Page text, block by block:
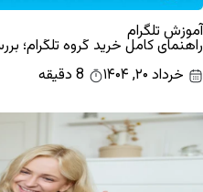
آموزش تلگرام
راهنمای کامل خرید گروه تلگرام؛
خرداد ۲۰, ۱۴۰۴
8 دقیقه